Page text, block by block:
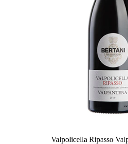
Valpolicella Ripasso